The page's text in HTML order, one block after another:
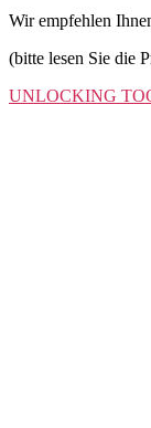
Wir empfehlen
(bitte lesen Sie die
UNLOCKING